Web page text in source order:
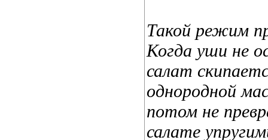
Такой режим
Когда уши не
салат
однородной
потом не
салате